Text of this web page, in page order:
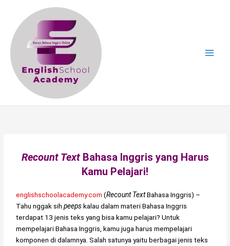
content
Recount TextBahasa Inggris yang Harus
Kamu Pelajari!
englishschoolacademy.com (Recount TextBahasa Inggris) –
Tahu nggak sihpeepskalau dalam materi Bahasa Inggris
terdapat 13 jenis teks yang bisa kamu pelajari? Untuk
mempelajari Bahasa Inggris, kamu juga harus mempelajari
komponen di dalamnya. Salah satunya yaitu berbagai jenis teks